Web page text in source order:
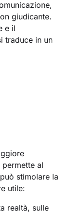
giudicante.
e il
traduce in un
al
stimolare la
utile:
realtà, sulle